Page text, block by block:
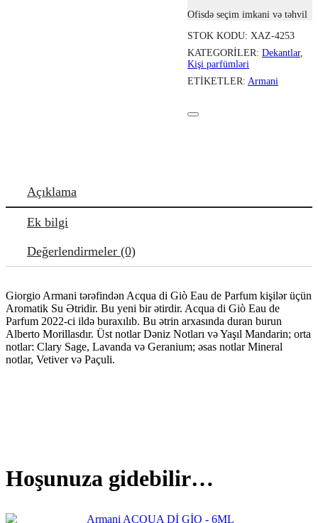
Ofisdə seçim imkani və təhvil
STOK KODU: XAZ-4253
KATEGORILER: Dekantlar,
Kişi parfümləri
ETIKETLER: Armani
Açıklama
Ek bilgi
Değerlendirmeler (0)
Giorgio Armani tərəfindən Acqua di Giò Eau de Parfum kişilər üçün
Aromatik Su Ətridir. Bu yeni bir ətirdir. Acqua di Giò Eau de
Parfum 2022-ci ildə buraxılıb. Bu ətrin arxasında duran burun
Alberto Morillasdır. Üst notlar Dəniz Notları və Yaşıl Mandarin; orta
notlar: Clary Sage, Lavanda və Geranium; əsas notlar Mineral
notlar, Vetiver və Paçuli.
Hoşunuza gidebilir…